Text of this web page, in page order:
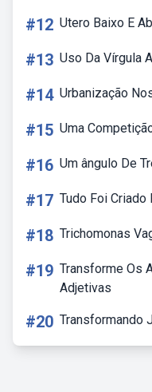
#12 Utero Baixo E
#13 Uso Da Vírgula
#14 Urbanização
#15 Uma
#16 Um ângulo De
#17 Tudo Foi Criado
#18 Trichomonas
#19 Transforme Os
Adjetivas
#20 Transformando